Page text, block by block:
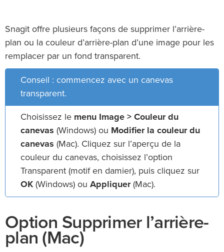
Snagit offre plusieurs façons de supprimer l’arrière-
plan ou la couleur d’arrière-plan d’une image pour les
remplacer par un fond transparent.
Conseil : commencez avec un canevas
transparent.
Choisissez le menu Image > Couleur du
canevas (Windows) ou Modifier la couleur du
canevas (Mac). Cliquez sur l’aperçu de la
couleur du canevas, choisissez l’option
Transparent (motif en damier), puis cliquez sur
OK (Windows) ou Appliquer(Mac).
Option Supprimer l’arrière-
plan (Mac)